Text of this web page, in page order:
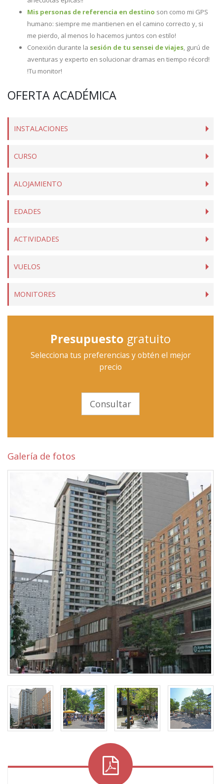
Mis personas de referencia en destino son como mi GPS
humano: siempre me mantienen en el camino correcto y, si
me pierdo, al menos lo hacemos juntos con estilo!
Conexión durante la sesión de tu sensei de viajes, gurú de
aventuras y experto en solucionar dramas en tiempo récord!
!Tu monitor!
OFERTA ACADÉMICA
INSTALACIONES
CURSO
ALOJAMIENTO
EDADES
ACTIVIDADES
VUELOS
MONITORES
Presupuesto gratuito
Selecciona tus preferencias y obtén el mejor
precio
Consultar
Galería de fotos